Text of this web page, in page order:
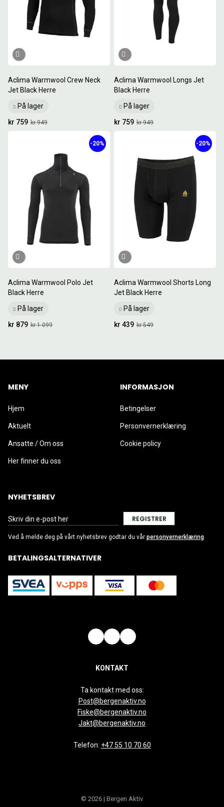
Aclima Warmwool Crew Neck
Jet Black Herre
På lager
kr 949
kr 759
Aclima Warmwool Longs Jet
Black Herre
På lager
kr 949
kr 759
Aclima Warmwool Polo Jet
Black Herre
På lager
-20%
kr 1 099
kr 879
Aclima Warmwool Shorts Long
Jet Black Herre
På lager
-20%
kr 549
kr 439
MENY
Hjem
Aktuelt
Ansatte / Om oss
Her finner du oss
INFORMASJON
Betingelser
Personvernerklæring
Cookie policy
NYHETSBREV
REGISTRER
Ved å melde deg på vårt nyhetsbrev godtar du vår personvernerklæring
BETALINGSALTERNATIVER
KONTAKT
Ta kontakt med oss:
Post@bergenaktiv.no
Fiske@bergenaktiv.no
Jakt@bergenaktiv.no
Telefon: +47 55 10 70 60
© 2026 | Bergen Aktiv